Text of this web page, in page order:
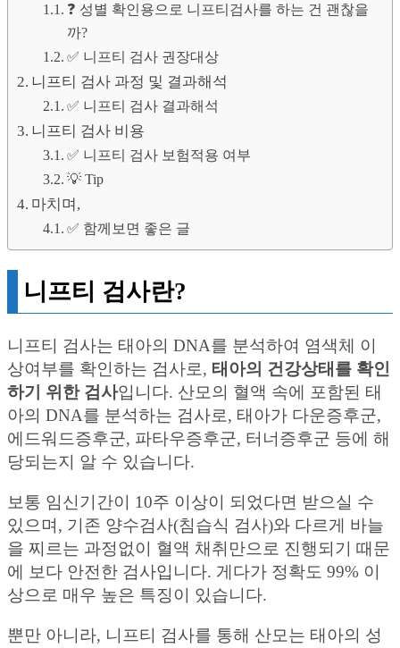
❓ 성별 확인용으로 니프티검사를 하는 건 괜찮을
까?
✅ 니프티 검사 권장대상
니프티 검사 과정 및 결과해석
✅ 니프티 검사 결과해석
니프티 검사 비용
✅ 니프티 검사 보험적용 여부
💡 Tip
마치며,
✅ 함께보면 좋은 글
니프티 검사란?
니프티 검사는 태아의 DNA를 분석하여 염색체 이
상여부를 확인하는 검사로, 태아의 건강상태를 확인
하기 위한 검사입니다. 산모의 혈액 속에 포함된 태
아의 DNA를 분석하는 검사로, 태아가 다운증후군,
에드워드증후군, 파타우증후군, 터너증후군 등에 해
당되는지 알 수 있습니다.
보통 임신기간이 10주 이상이 되었다면 받으실 수
있으며, 기존 양수검사(침습식 검사)와 다르게 바늘
을 찌르는 과정없이 혈액 채취만으로 진행되기 때문
에 보다 안전한 검사입니다. 게다가 정확도 99% 이
상으로 매우 높은 특징이 있습니다.
뿐만 아니라, 니프티 검사를 통해 산모는 태아의 성